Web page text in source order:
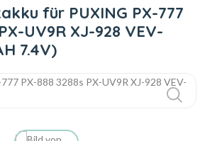
für PUXING PX-777
UV9R XJ-928 VEV-
7.4V)